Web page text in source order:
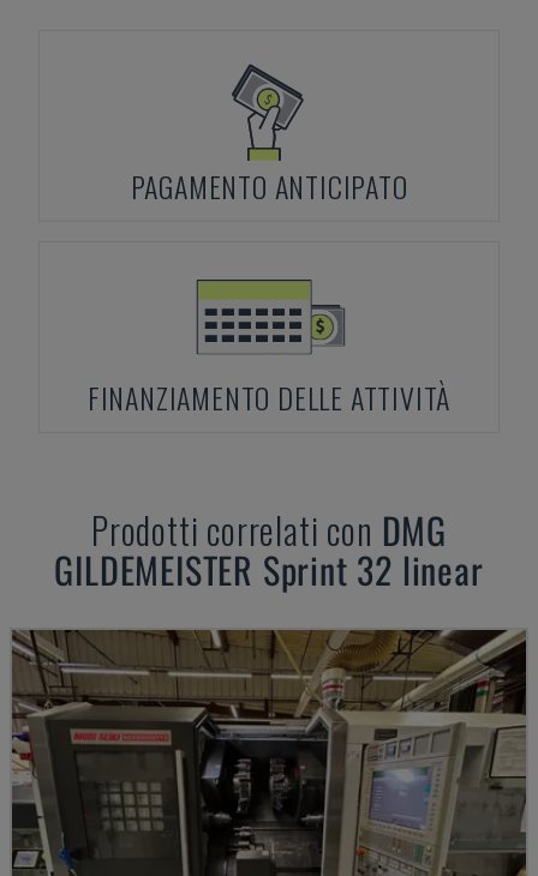
PAGAMENTO ANTICIPATO
FINANZIAMENTO DELLE ATTIVITÀ
Prodotti correlati con DMG
GILDEMEISTER Sprint 32 linear